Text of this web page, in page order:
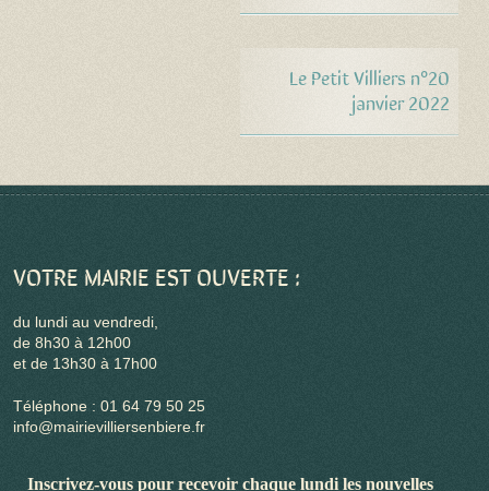
Le Petit Villiers n°20
janvier 2022
VOTRE MAIRIE EST OUVERTE :
du lundi au vendredi,
de 8h30 à 12h00
et de 13h30 à 17h00
Téléphone : 01 64 79 50 25
info@mairievilliersenbiere.fr
Inscrivez-vous pour recevoir chaque lundi les nouvelles